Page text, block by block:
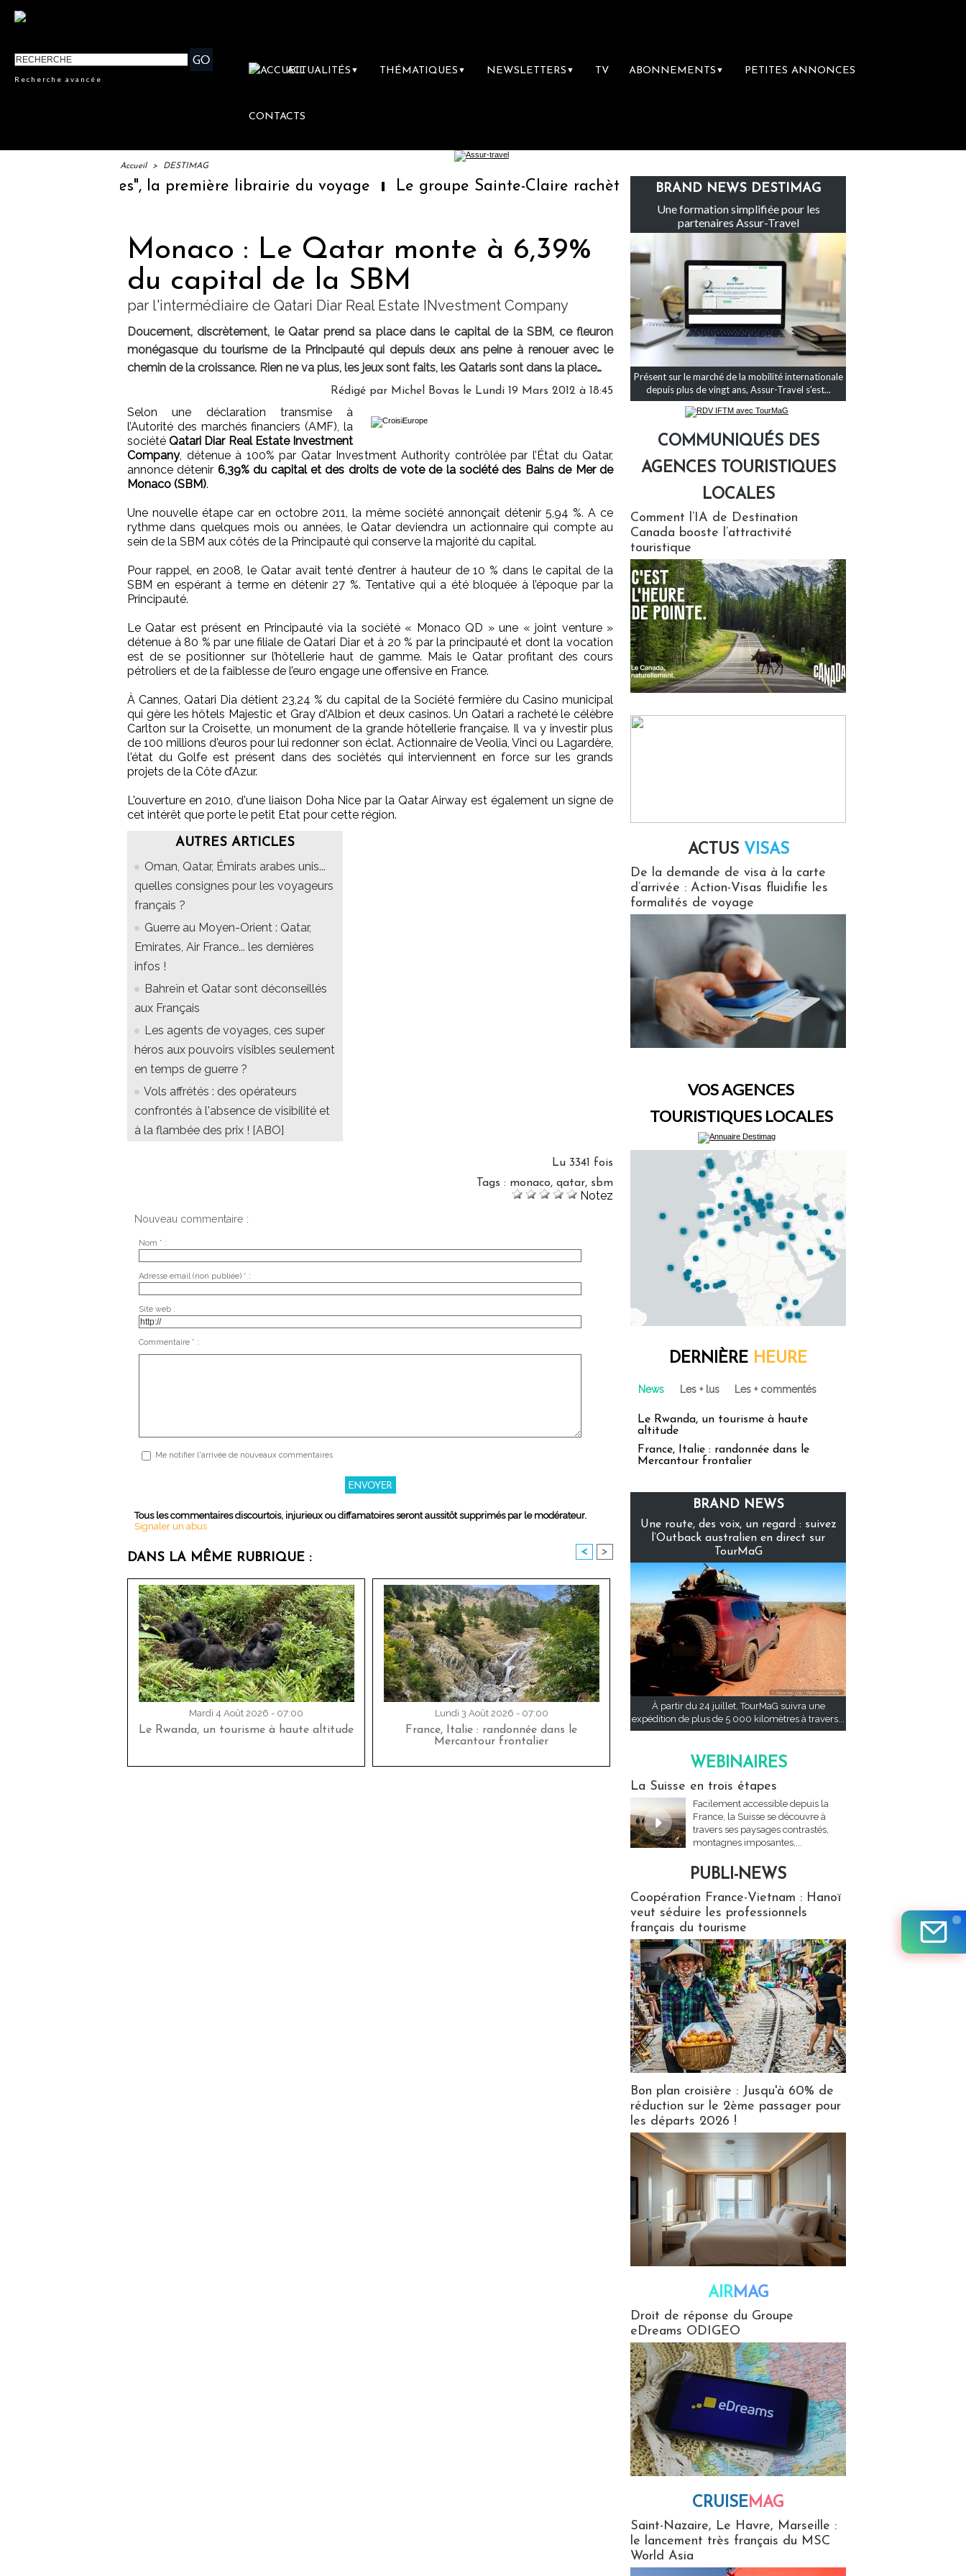
Recherche avancée
ACTUALITÉS ▼ THÉMATIQUES ▼ NEWSLETTERS ▼ TV ABONNEMENTS ▼ PETITES ANNONCES
CONTACTS
Accueil > DESTIMAG
Littéraires", la première librairie du voyage Le groupe Sainte-Claire rachète Eden Tour L’accès aux vacances : un droit
Monaco : Le Qatar monte à 6,39%
du capital de la SBM
par l'intermédiaire de Qatari Diar Real Estate INvestment Company
Doucement, discrètement, le Qatar prend sa place dans le capital de la SBM, ce fleuron
monégasque du tourisme de la Principauté qui depuis deux ans peine à renouer avec le
chemin de la croissance. Rien ne va plus, les jeux sont faits, les Qataris sont dans la place…
Rédigé par Michel Bovas le Lundi 19 Mars 2012 à 18:45
Selon une déclaration transmise à
l’Autorité des marchés financiers (AMF), la
société Qatari Diar Real Estate Investment
Company, détenue à 100% par Qatar Investment Authority contrôlée par l’État du Qatar,
annonce détenir 6,39% du capital et des droits de vote de la société des Bains de Mer de
Monaco (SBM).
Une nouvelle étape car en octobre 2011, la même société annonçait détenir 5,94 %. A ce
rythme dans quelques mois ou années, le Qatar deviendra un actionnaire qui compte au
sein de la SBM aux côtés de la Principauté qui conserve la majorité du capital.
Pour rappel, en 2008, le Qatar avait tenté d’entrer à hauteur de 10 % dans le capital de la
SBM en espérant à terme en détenir 27 %. Tentative qui a été bloquée à l’époque par la
Principauté.
Le Qatar est présent en Principauté via la société « Monaco QD » une « joint venture »
détenue à 80 % par une filiale de Qatari Diar et à 20 % par la principauté et dont la vocation
est de se positionner sur l’hôtellerie haut de gamme. Mais le Qatar profitant des cours
pétroliers et de la faiblesse de l’euro engage une offensive en France.
À Cannes, Qatari Dia détient 23,24 % du capital de la Société fermière du Casino municipal
qui gère les hôtels Majestic et Gray d'Albion et deux casinos. Un Qatari a racheté le célèbre
Carlton sur la Croisette, un monument de la grande hôtellerie française. Il va y investir plus
de 100 millions d'euros pour lui redonner son éclat. Actionnaire de Veolia, Vinci ou Lagardère,
l'état du Golfe est présent dans des sociétés qui interviennent en force sur les grands
projets de la Côte d’Azur.
L'ouverture en 2010, d'une liaison Doha Nice par la Qatar Airway est également un signe de
cet intérêt que porte le petit Etat pour cette région.
AUTRES ARTICLES
Oman, Qatar, Émirats arabes unis...
quelles consignes pour les voyageurs
français ?
Guerre au Moyen-Orient : Qatar,
Emirates, Air France... les dernières
infos !
Bahreïn et Qatar sont déconseillés
aux Français
Les agents de voyages, ces super
héros aux pouvoirs visibles seulement
en temps de guerre ?
Vols affrétés : des opérateurs
confrontés à l'absence de visibilité et
à la flambée des prix ! [ABO]
Lu 3341 fois
Tags : monaco, qatar, sbm
Notez
Nouveau commentaire :
Nom * :
Adresse email (non publiée) * :
Site web :
Commentaire * :
Me notifier l'arrivée de nouveaux commentaires
Tous les commentaires discourtois, injurieux ou diffamatoires seront aussitôt supprimés par le modérateur.
Signaler un abus
DANS LA MÊME RUBRIQUE : < >
Mardi 4 Août 2026 - 07:00
Le Rwanda, un tourisme à haute altitude
Lundi 3 Août 2026 - 07:00
France, Italie : randonnée dans le
Mercantour frontalier
BRAND NEWS DESTIMAG
Une formation simplifiée pour les
partenaires Assur-Travel
Présent sur le marché de la mobilité internationale
depuis plus de vingt ans, Assur-Travel s'est...
COMMUNIQUÉS DES
AGENCES TOURISTIQUES
LOCALES
Comment l’IA de Destination
Canada booste l’attractivité
touristique
ACTUS VISAS
De la demande de visa à la carte
d’arrivée : Action-Visas fluidifie les
formalités de voyage
VOS AGENCES
TOURISTIQUES LOCALES
DERNIÈRE HEURE
News Les + lus Les + commentés
Le Rwanda, un tourisme à haute
altitude
France, Italie : randonnée dans le
Mercantour frontalier
BRAND NEWS
Une route, des voix, un regard : suivez
l’Outback australien en direct sur
TourMaG
À partir du 24 juillet, TourMaG suivra une
expédition de plus de 5 000 kilomètres à travers...
WEBINAIRES
La Suisse en trois étapes
Facilement accessible depuis la
France, la Suisse se découvre à
travers ses paysages contrastés,
montagnes imposantes,...
PUBLI-NEWS
Coopération France-Vietnam : Hanoï
veut séduire les professionnels
français du tourisme
Bon plan croisière : Jusqu'à 60% de
réduction sur le 2ème passager pour
les départs 2026 !
AIRMAG
Droit de réponse du Groupe
eDreams ODIGEO
CRUISEMAG
Saint-Nazaire, Le Havre, Marseille :
le lancement très français du MSC
World Asia